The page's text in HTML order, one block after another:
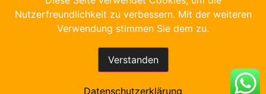
Nutzerfreundlichkeit zu verbessern. Mit der weiteren
Verwendung stimmen Sie dem zu.
Verstanden
Datenschutzerklärung